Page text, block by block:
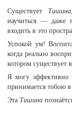
Существует Тишина
научиться — даже
входить в это
Успокой ум!
когда реально
котором существует
Я могу эффективно
принимается тобою в
Эта Тишина